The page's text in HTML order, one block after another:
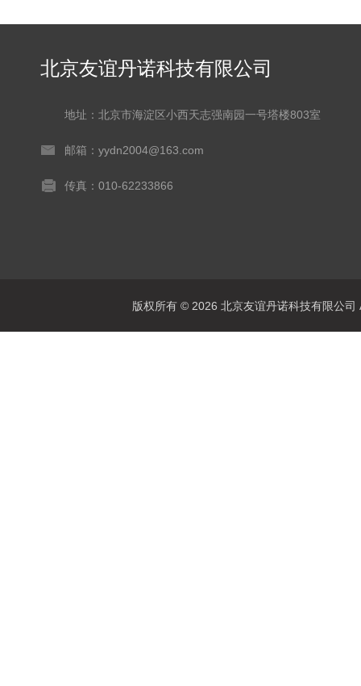
北京友谊丹诺科技有限公司
地址：北京市海淀区小西天志强南园一号塔楼803室
邮箱：yydn2004@163.com
传真：010-62233866
版权所有 © 2026 北京友谊丹诺科技有限